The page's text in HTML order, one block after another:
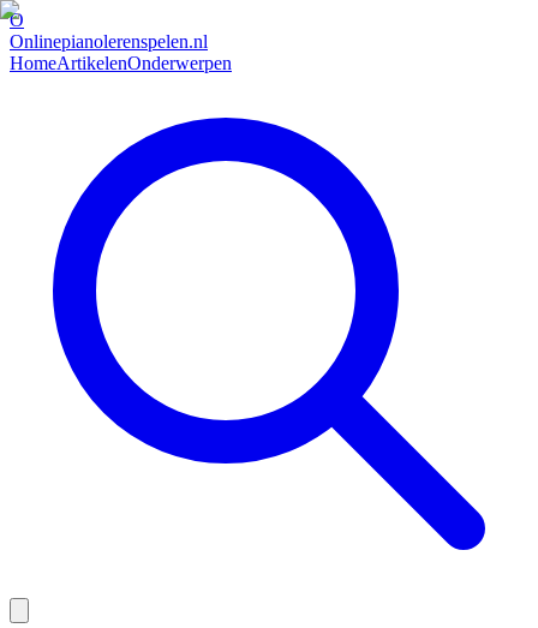
O
Onlinepianolerenspelen.nl
HomeArtikelenOnderwerpen